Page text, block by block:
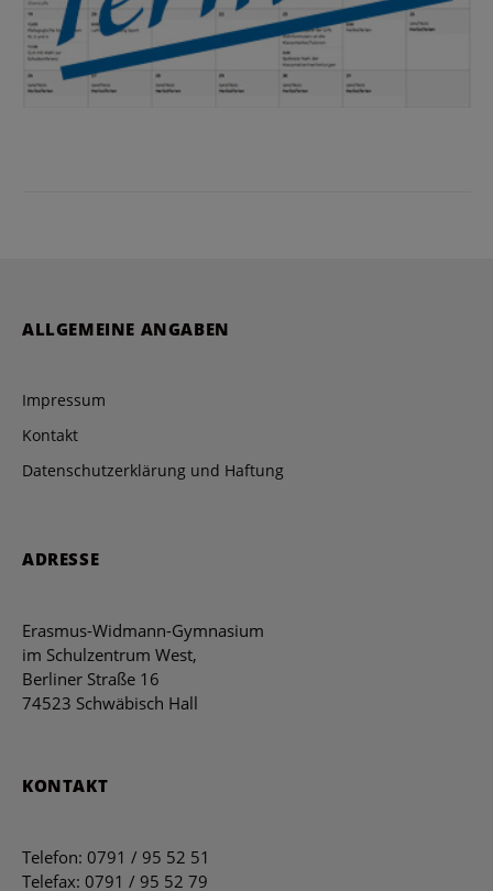
ALLGEMEINE ANGABEN
Impressum
Kontakt
Datenschutzerklärung und Haftung
ADRESSE
Erasmus-Widmann-Gymnasium
im Schulzentrum West,
Berliner Straße 16
74523 Schwäbisch Hall
KONTAKT
Telefon: 0791 / 95 52 51
Telefax: 0791 / 95 52 79